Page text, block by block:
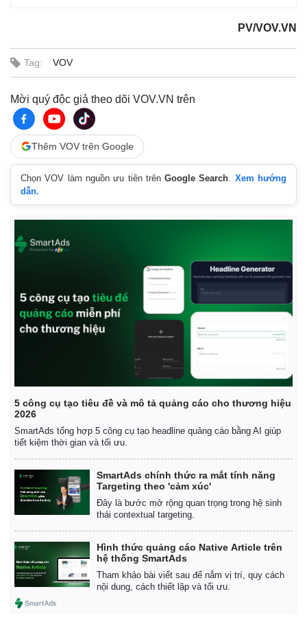
Cuộc sống đó đây
Hồ sơ
Multimedia
Ảnh
E-Magazine
Infographic
PV/VOV.VN
Tag: VOV
Mời quý độc giả theo dõi VOV.VN trên
Thêm VOV trên Google
Chọn VOV làm nguồn ưu tiên trênGoogle Search
Xem hướng
dẫn.
5 công cụ tạo tiêu đề và mô tả quảng cáo cho thương hiệu
2026
SmartAds tổng hợp 5 công cụ tạo headline quảng cáo bằng AI giúp
tiết kiệm thời gian và tối ưu.
SmartAds chính thức ra mắt tính năng
Targeting theo 'cảm xúc'
Đây là bước mở rộng quan trọng trong hệ sinh
thái contextual targeting.
Hình thức quảng cáo Native Article trên
hệ thống SmartAds
Tham khảo bài viết sau để nắm vị trí, quy cách
nội dung, cách thiết lập và tối ưu.